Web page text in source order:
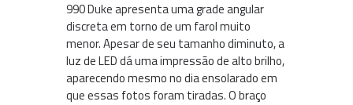
990 Duke apresenta uma grade angular
discreta em torno de um farol muito
menor. Apesar de seu tamanho diminuto, a
luz de LED dá uma impressão de alto brilho,
aparecendo mesmo no dia ensolarado em
que essas fotos foram tiradas. O braço